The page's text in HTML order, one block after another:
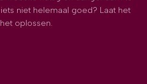
niet helemaal goed? Laat het
oplossen.